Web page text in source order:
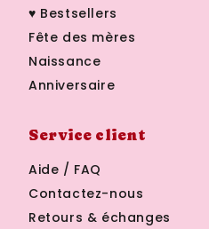
♥ Bestsellers
Fête des mères
Naissance
Anniversaire
Service client
Aide / FAQ
Contactez-nous
Retours & échanges